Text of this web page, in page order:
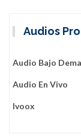
Audios
Audio Bajo
Audio En Vivo
Ivoox